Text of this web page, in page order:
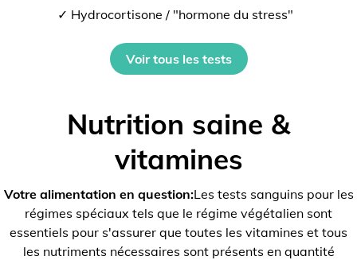
✓ Hydrocortisone / "hormone du stress"
Voir tous les tests
Nutrition saine &
vitamines
Votre alimentation en question:Les tests sanguins pour les
régimes spéciaux tels que le régime végétalien sont
essentiels pour s'assurer que toutes les vitamines et tous
les nutriments nécessaires sont présents en quantité